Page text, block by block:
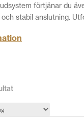
förtjänar du
stabil anslutning.